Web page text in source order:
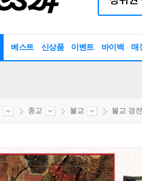
베스트 신상품 이벤트 바이백 매
종교 불교 불교 경